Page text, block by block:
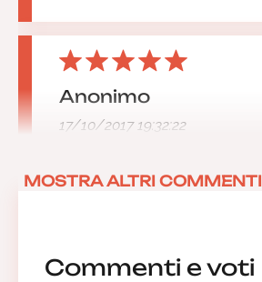
Commenti e voti
Anonimo
17/10/2017 19:32:22
MOSTRA ALTRI COMMENTI